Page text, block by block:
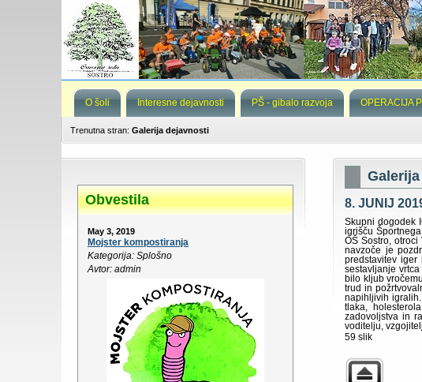
O šoli Interesne dejavnosti PŠ - gibalo razvoja OPERACIJA
Trenutna stran: Galerija dejavnosti
Obvestila
May 3, 2019
Mojster kompostiranja
Kategorija: Splošno
Avtor: admin
8. JUNIJ
Skupni dogodek
igrišču
OŠ Sostro,
navzoče je
predstavitev
sestavljanje
bilo kljub
trud in
napihljivih
tlaka,
zadovoljstva in
voditelju,
59 slik